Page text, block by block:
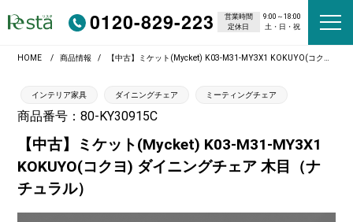
0120-829-223 営業時間
9:00～18:00
定休日
土・日・祝
HOME 商品情報 【中古】ミケット(Mycket) K03-M31-MY3X1 KOKUYO(コクヨ) ダイニングチェア 木目（ナチュラル）
インテリア家具 ダイニングチェア ミーティングチェア
商品番号：80-KY30915C
【中古】ミケット(Mycket) K03-M31-MY3X1
KOKUYO(コクヨ) ダイニングチェア 木目（ナ
チュラル）